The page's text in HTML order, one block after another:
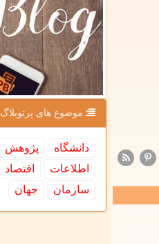
موضوع های پرتوبلاگ
دانشگاه پژوهش
اطلاعات
اقتصاد
سازمان
جهان